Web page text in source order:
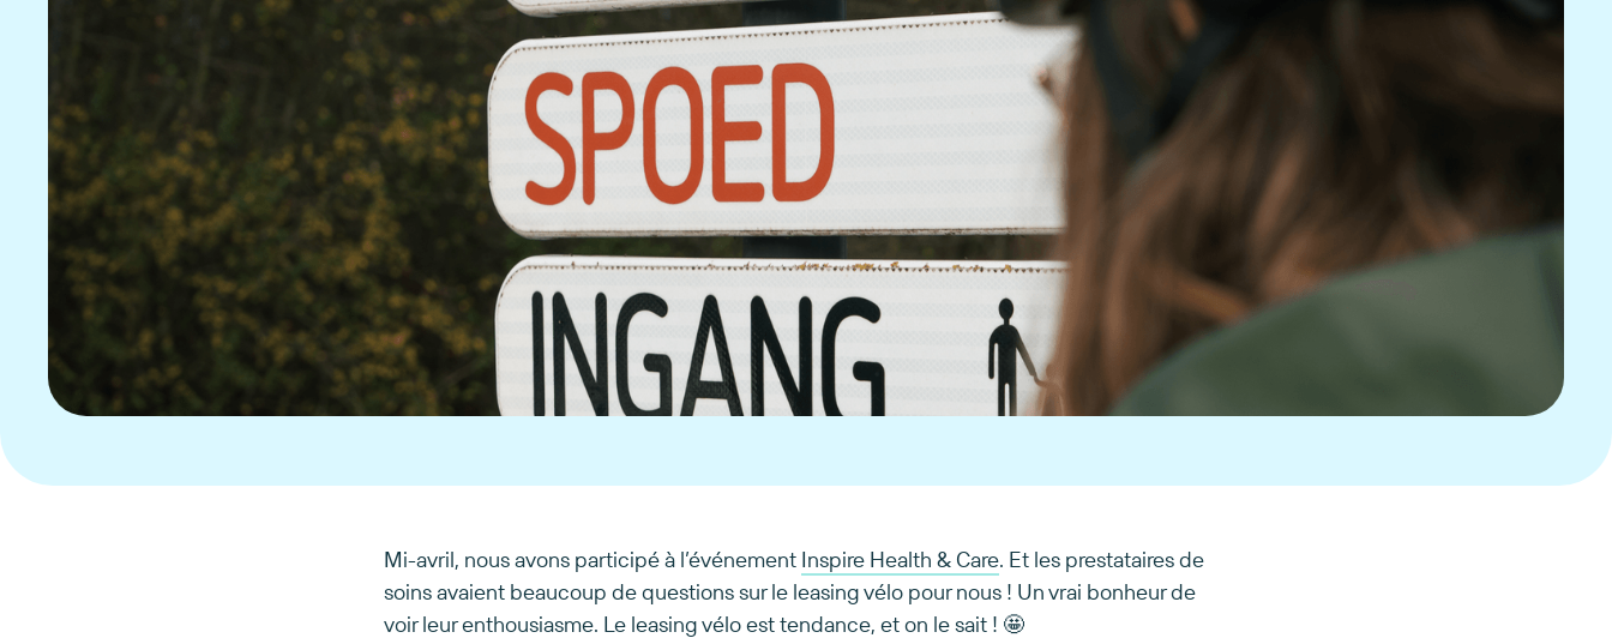
Mi-avril, nous avons participé à l’événement Inspire Health & Care. Et les prestataires de
soins avaient beaucoup de questions sur le leasing vélo pour nous ! Un vrai bonheur de
voir leur enthousiasme. Le leasing vélo est tendance, et on le sait ! 🤩